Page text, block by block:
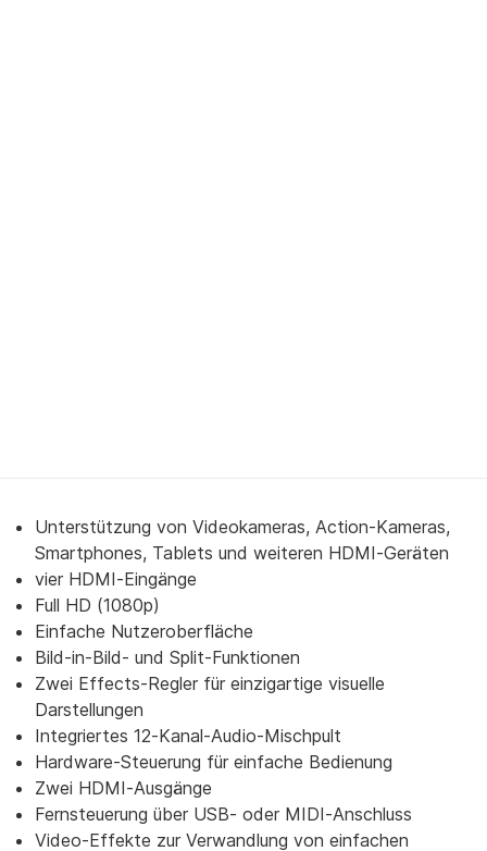
Unterstützung von Videokameras, Action-Kameras,
Smartphones, Tablets und weiteren HDMI-Geräten
vier HDMI-Eingänge
Full HD (1080p)
Einfache Nutzeroberfläche
Bild-in-Bild- und Split-Funktionen
Zwei Effects-Regler für einzigartige visuelle
Darstellungen
Integriertes 12-Kanal-Audio-Mischpult
Hardware-Steuerung für einfache Bedienung
Zwei HDMI-Ausgänge
Fernsteuerung über USB- oder MIDI-Anschluss
Video-Effekte zur Verwandlung von einfachen